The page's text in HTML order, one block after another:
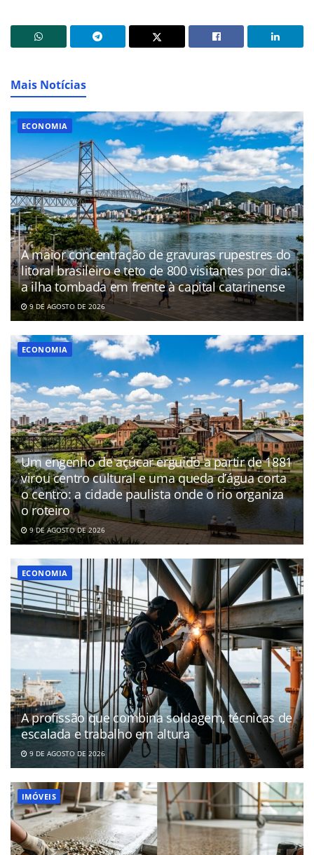
Mais Notícias
ECONOMIA
A maior concentração de gravuras rupestres do
litoral brasileiro e teto de 800 visitantes por dia:
a ilha tombada em frente à capital catarinense
9 DE AGOSTO DE 2026
ECONOMIA
Um engenho de açúcar erguido a partir de 1881
virou centro cultural e uma queda d’água corta
o centro: a cidade paulista onde o rio organiza
o roteiro
9 DE AGOSTO DE 2026
ECONOMIA
A profissão que combina soldagem, técnicas de
escalada e trabalho em altura
9 DE AGOSTO DE 2026
IMÓVEIS